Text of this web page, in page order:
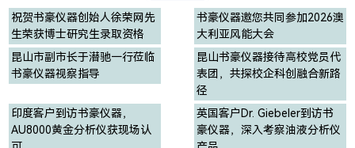
祝贺书豪仪器创始人徐荣网先
生荣获博士研究生录取资格
书豪仪器邀您共同参加2026澳
大利亚风能大会
昆山市副市长于潜驰一行莅临
书豪仪器视察指导
昆山书豪仪器接待高校党员代
表团，共探校企科创融合新路
径
印度客户到访书豪仪器，
AU8000黄金分析仪获现场认
英国客户Dr. Giebeler到访书
豪仪器，深入考察油液分析仪